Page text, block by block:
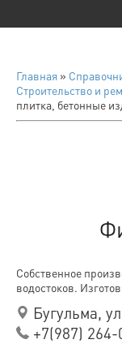
Главная »
Строительство и
плитка, бетонные
Собственное
водостоков.
Бугульма,
+7(987)